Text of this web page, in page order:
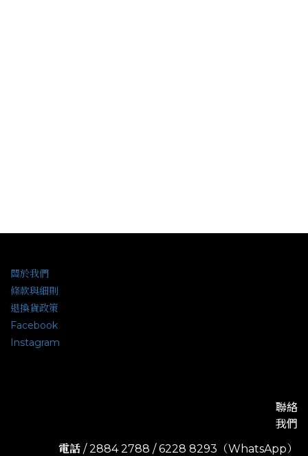
關於我們
條款與細則
退換貨政策
Facebook
Instagram
聯絡
我們
電話 / 2884 2788 / 6228 8293（WhatsApp）